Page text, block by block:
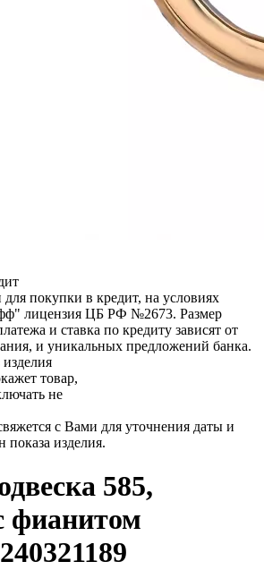
для покупки в кредит, на условиях
лицензия ЦБ РФ №2673. Размер
и ставка по кредиту зависят от
и уникальных предложений банка.
товар,
не
с Вами для уточнения даты и
показа изделия.
585,
фианитом